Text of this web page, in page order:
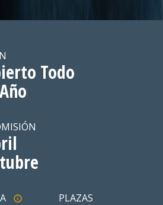
Todo
PLAZAS